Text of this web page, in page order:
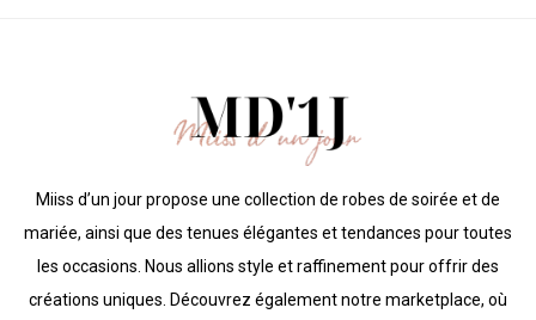
Miiss d’un jour propose une collection de robes de soirée et de
mariée, ainsi que des tenues élégantes et tendances pour toutes
les occasions. Nous allions style et raffinement pour offrir des
créations uniques. Découvrez également notre marketplace, où